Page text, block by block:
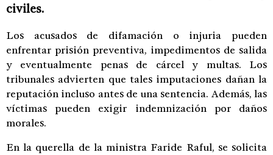
civiles.
Los acusados de difamación o injuria pueden
enfrentar prisión preventiva, impedimentos de salida
y eventualmente penas de cárcel y multas. Los
tribunales advierten que tales imputaciones dañan la
reputación incluso antes de una sentencia. Además, las
víctimas pueden exigir indemnización por daños
morales.
En la querella de la ministra Faride Raful, se solicita